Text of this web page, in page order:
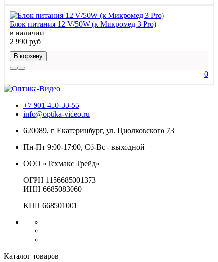
Блок питания 12 V/50W (к Микромед 3 Pro)
в наличии
2 990 руб
В корзину
0
+7 901 430-33-55
info@optika-video.ru
620089, г. Екатеринбург, ул. Циолковского 73
Пн-Пт 9:00-17:00, Сб-Вс - выходной
ООО «Техмакс Трейд»
ОГРН 1156685001373
ИНН 6685083060
КПП 668501001
Каталог товаров